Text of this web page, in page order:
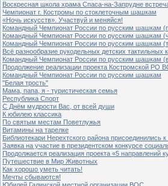
Воскресная школа храма Спаса-на-Запрудне
Чемпионат г. Костромы по стоклеточным шашкам
«Ночь искусств». Участвуй и меняйся!
Командный Чемпионат России по русским шашкам
Командный Чемпионат России по русским шашкам
Командный Чемпионат России по русским шашкам
Всё разнообразие рукодельных детских тактильных
Командный Чемпионат России по русским шашкам
Продолжение реализации проекта Костромской РО
Командный Чемпионат России по русским шашкам
"Белая трость"
Мама, папа, я - туристическая семья
Республика Спорт
С Днём мудрости Вас, от всей души
К юбилею классика
По святым местам Поветлужья
Витамины на тарелке
Библиотекари Нерехтского района
Заявка на участие в президентском конкурсе
Продолжается реализация проекта «5 направлений
Путешествие в Мир Животных
Как хорошо уметь читать!
Мечты сбываются!